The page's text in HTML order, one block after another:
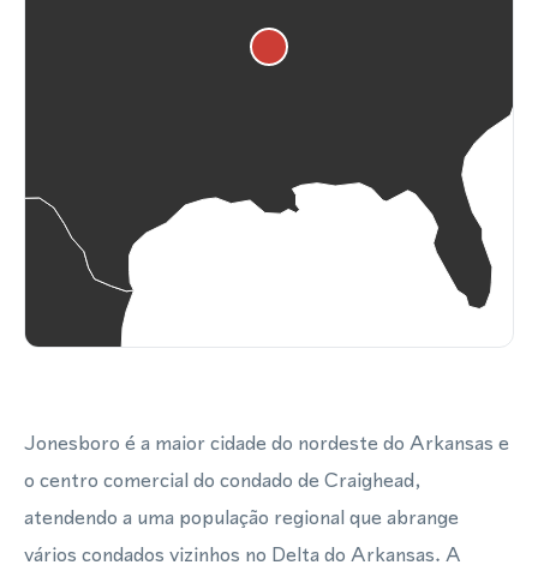
Jonesboro é a maior cidade do nordeste do Arkansas e
o centro comercial do condado de Craighead,
atendendo a uma população regional que abrange
vários condados vizinhos no Delta do Arkansas. A